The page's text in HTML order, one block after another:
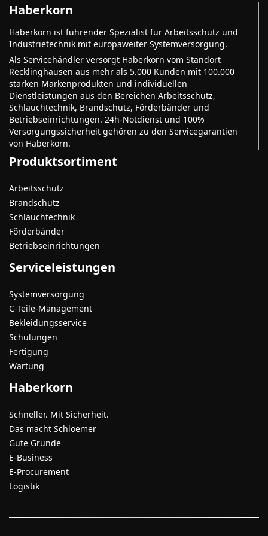
Haberkorn
Haberkorn ist führender Spezialist für Arbeitsschutz und
Industrietechnik mit europaweiter Systemversorgung.
Als Servicehändler versorgt Haberkorn vom Standort
Recklinghausen aus mehr als 5.000 Kunden mit 100.000
starken Markenprodukten und individuellen
Dienstleistungen aus den Bereichen Arbeitsschutz,
Schlauchtechnik, Brandschutz, Förderbänder und
Betriebseinrichtungen. 24h-Notdienst und 100%
Versorgungssicherheit gehören zu den Servicegarantien
von Haberkorn.
Produktsortiment
Arbeitsschutz
Brandschutz
Schlauchtechnik
Förderbänder
Betriebseinrichtungen
Serviceleistungen
Systemversorgung
C-Teile-Management
Bekleidungsservice
Schulungen
Fertigung
Wartung
Haberkorn
Schneller. Mit Sicherheit.
Das macht Schloemer
Gute Gründe
E-Business
E-Procurement
Logistik